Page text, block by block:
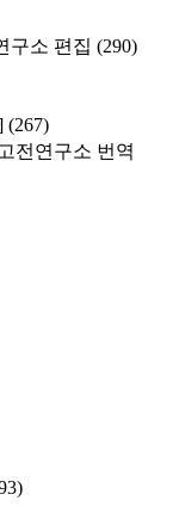
구소 편집 (290)
(267)
전연구소 번역